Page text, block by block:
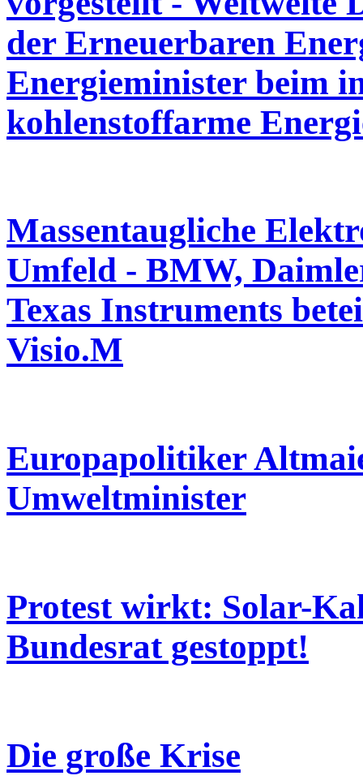
der Erneuerbaren
Energieminister beim
kohlenstoffarme
Massentaugliche
Umfeld - BMW,
Texas Instruments
Visio.M
Europapolitiker
Umweltminister
Protest wirkt: Solar-
Bundesrat gestoppt!
Die große Krise